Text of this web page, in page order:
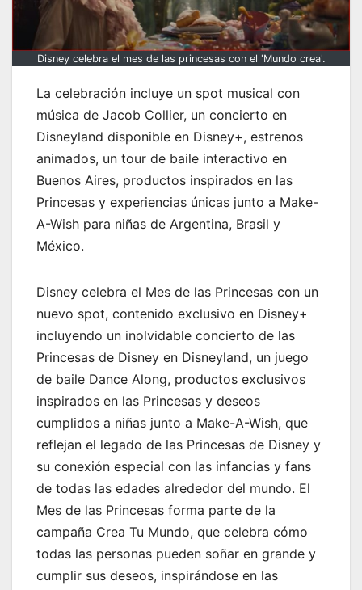
Disney celebra el mes de las princesas con el 'Mundo crea'.
La celebración incluye un spot musical con
música de Jacob Collier, un concierto en
Disneyland disponible en Disney+, estrenos
animados, un tour de baile interactivo en
Buenos Aires, productos inspirados en las
Princesas y experiencias únicas junto a Make-
A-Wish para niñas de Argentina, Brasil y
México.
Disney celebra el Mes de las Princesas con un
nuevo spot, contenido exclusivo en Disney+
incluyendo un inolvidable concierto de las
Princesas de Disney en Disneyland, un juego
de baile Dance Along, productos exclusivos
inspirados en las Princesas y deseos
cumplidos a niñas junto a Make-A-Wish, que
reflejan el legado de las Princesas de Disney y
su conexión especial con las infancias y fans
de todas las edades alrededor del mundo. El
Mes de las Princesas forma parte de la
campaña Crea Tu Mundo, que celebra cómo
todas las personas pueden soñar en grande y
cumplir sus deseos, inspirándose en las